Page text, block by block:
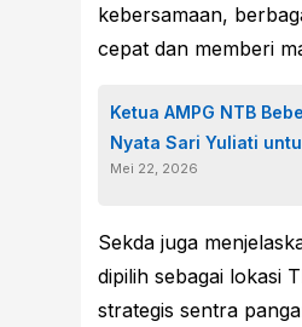
kebersamaan,
cepat dan memberi
Ketua AMPG NTB
Nyata Sari Yuliati
Mei 22, 2026
Sekda juga
dipilih sebagai lokasi
strategis sentra